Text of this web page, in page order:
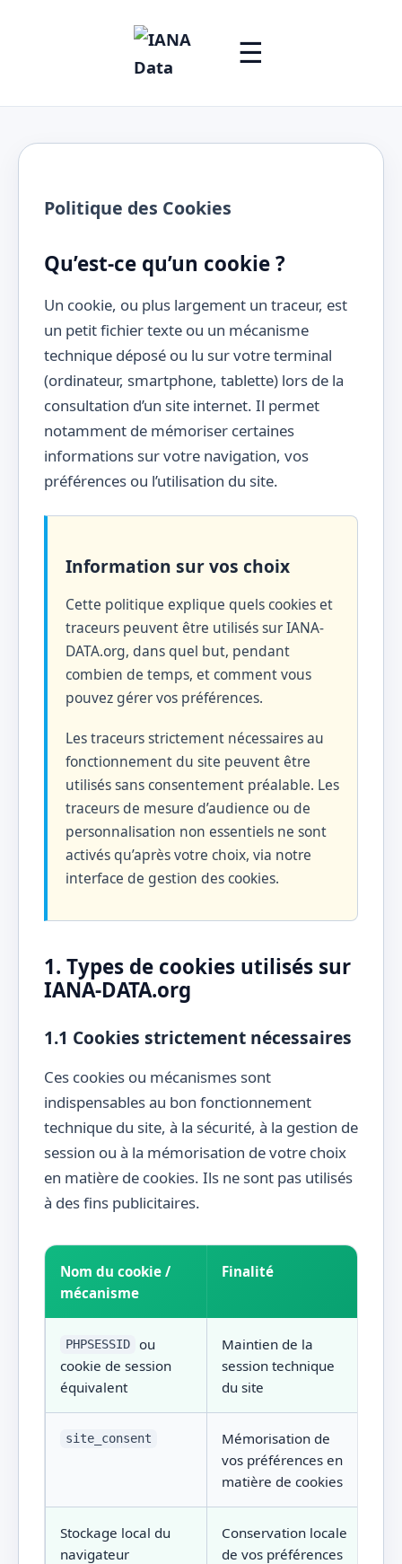
☰
Politique des Cookies
Qu’est-ce qu’un cookie ?
Un cookie, ou plus largement un traceur, est
un petit fichier texte ou un mécanisme
technique déposé ou lu sur votre terminal
(ordinateur, smartphone, tablette) lors de la
consultation d’un site internet. Il permet
notamment de mémoriser certaines
informations sur votre navigation, vos
préférences ou l’utilisation du site.
Information sur vos choix
Cette politique explique quels cookies et
traceurs peuvent être utilisés sur IANA-
DATA.org, dans quel but, pendant
combien de temps, et comment vous
pouvez gérer vos préférences.
Les traceurs strictement nécessaires au
fonctionnement du site peuvent être
utilisés sans consentement préalable. Les
traceurs de mesure d’audience ou de
personnalisation non essentiels ne sont
activés qu’après votre choix, via notre
interface de gestion des cookies.
1. Types de cookies utilisés sur
IANA-DATA.org
1.1 Cookies strictement nécessaires
Ces cookies ou mécanismes sont
indispensables au bon fonctionnement
technique du site, à la sécurité, à la gestion de
session ou à la mémorisation de votre choix
en matière de cookies. Ils ne sont pas utilisés
à des fins publicitaires.
Nom du cookie /
mécanisme
Finalité
PHPSESSID
ou
cookie de session
équivalent
Maintien de la
session technique
du site
site_consent
Mémorisation de
vos préférences en
matière de cookies
Stockage local du
navigateur
Conservation locale
de vos préférences